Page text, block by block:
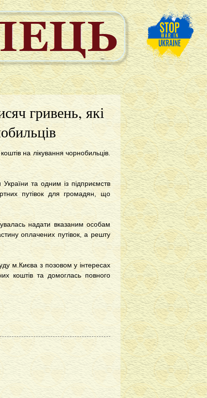
гривень, які
на лікування чорнобильців.
та одним із підприємств
путівок для громадян, що
надати вказаним особам
оплачених путівок, а решту
м.Києва з позовом у інтересах
коштів та домоглась повного